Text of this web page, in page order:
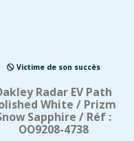
Victime de son succès
Radar EV Path
White / Prizm
Sapphire / Réf :
OO9208-4738